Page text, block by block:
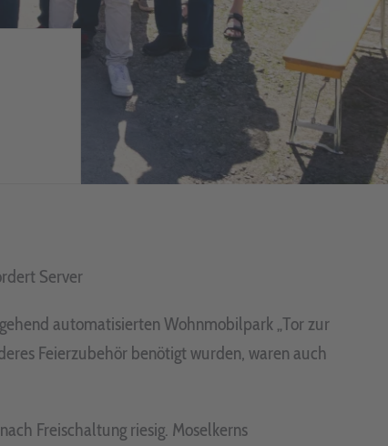
Server
automatisierten Wohnmobilpark „Tor zur
Feierzubehör benötigt wurden, waren auch
Freischaltung riesig. Moselkerns